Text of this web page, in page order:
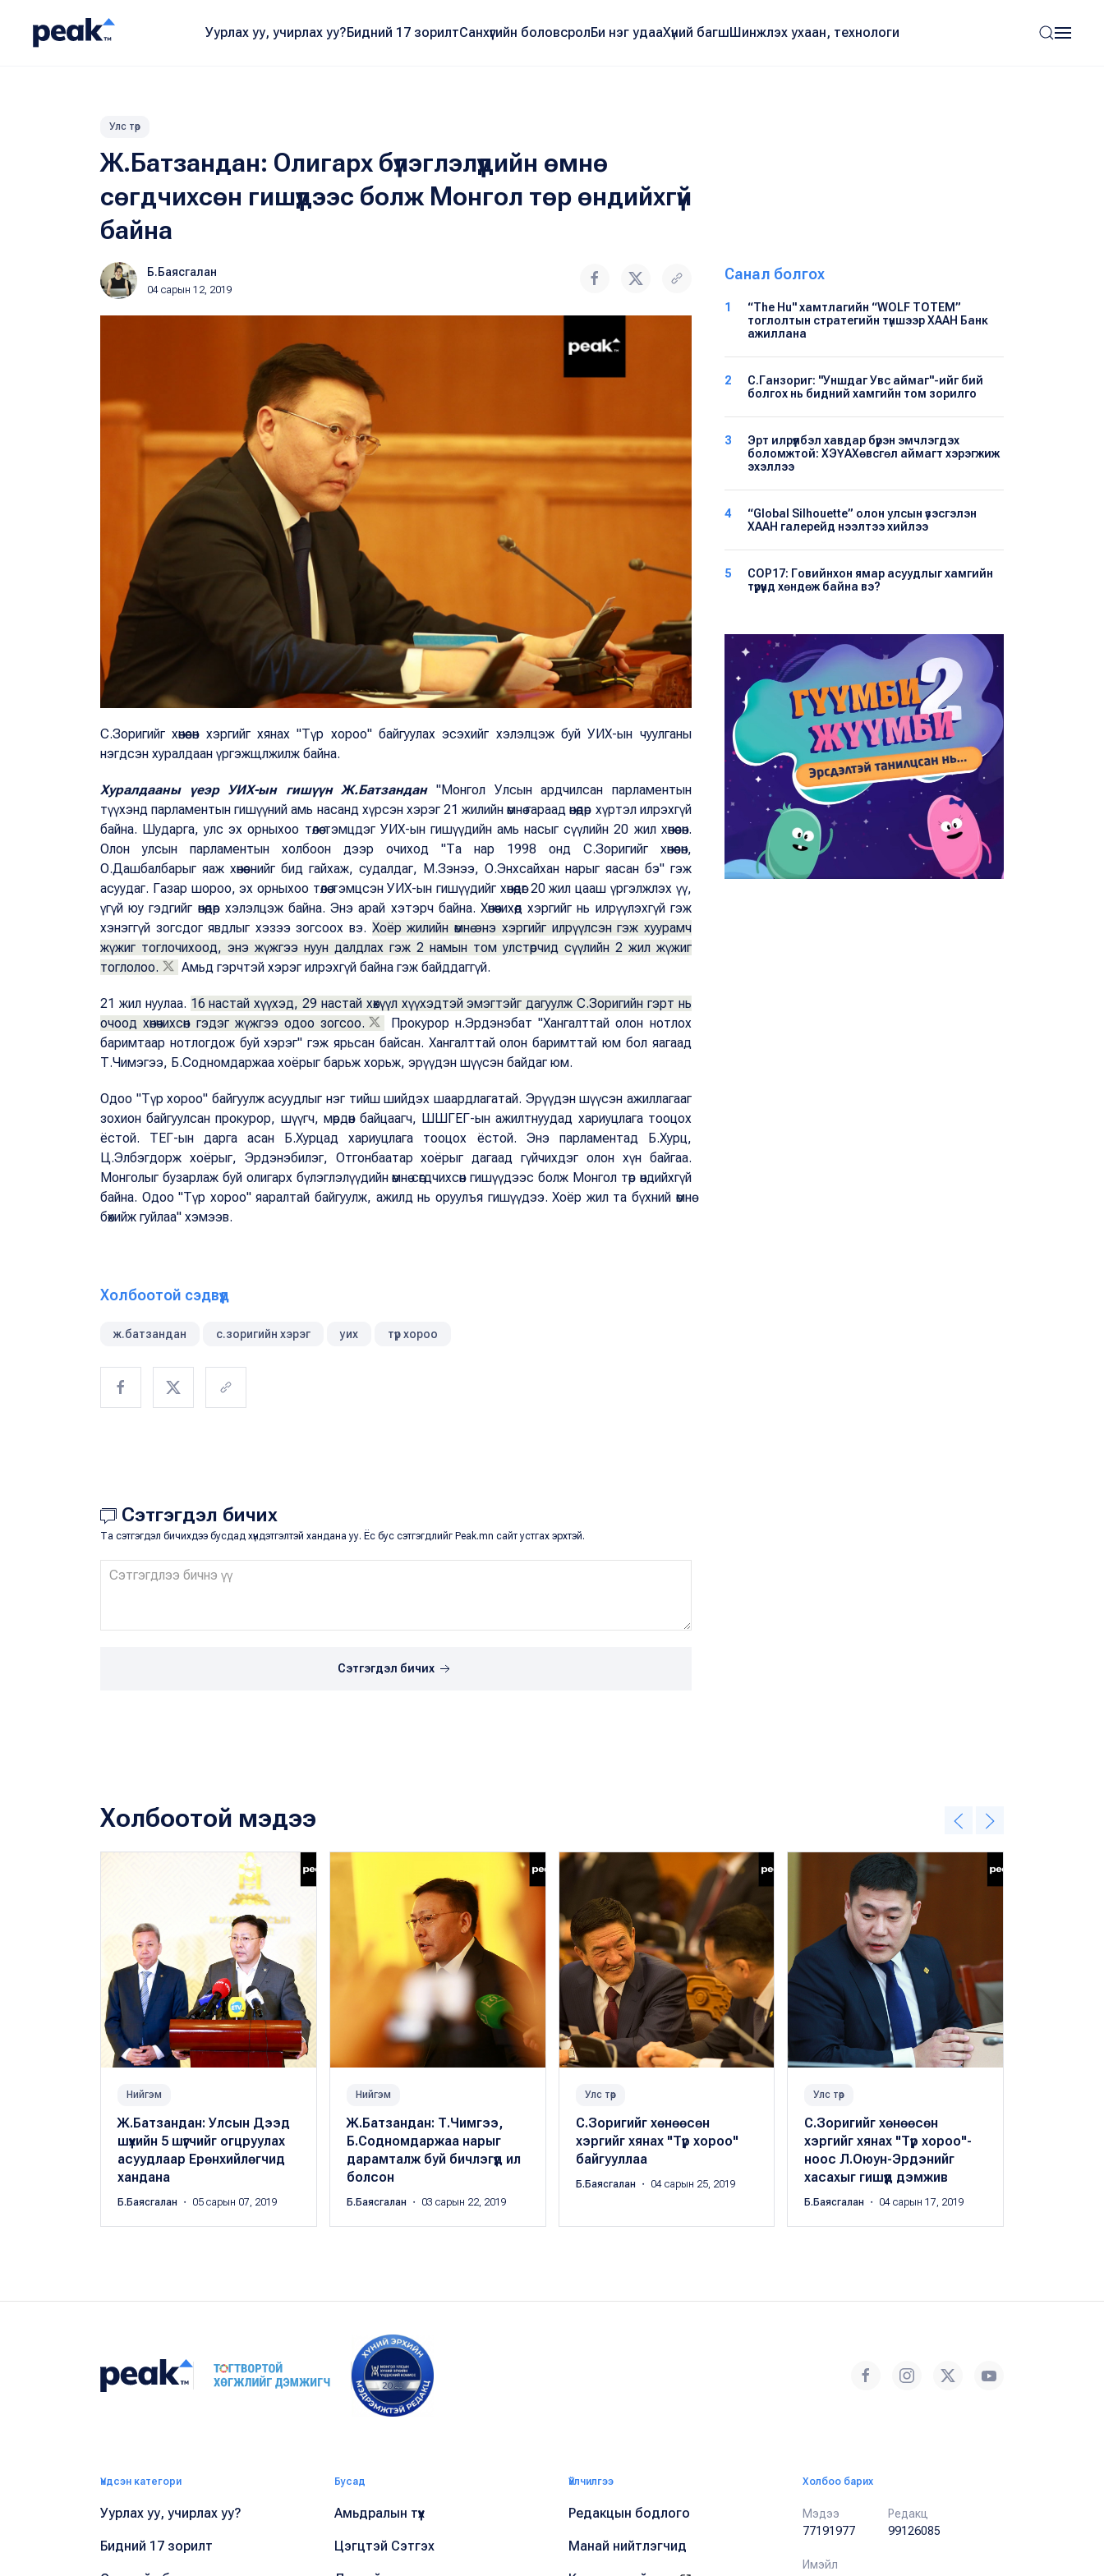
Уурлах уу, учирлах уу?Бидний 17 зорилтСанхүүгийн боловсролБи нэг удааХүний багшШинжлэх ухаан, технологи
Улс төр
Ж.Батзандан: Олигарх бүлэглэлүүдийн өмнө
сөгдчихсөн гишүүдээс болж Монгол төр өндийхгүй
байна
Б.Баясгалан
04 сарын 12, 2019
С.Зоригийг хөнөөсөн хэргийг хянах "Түр хороо" байгуулах эсэхийг хэлэлцэж буй УИХ-ын чуулганы
нэгдсэн хуралдаан үргэжщлжилж байна.
Хуралдааны үеэр УИХ-ын гишүүн Ж.Батзандан"Монгол Улсын ардчилсан парламентын
түүхэнд парламентын гишүүний амь насанд хүрсэн хэрэг 21 жилийн өмнө гараад өнөөдөр хүртэл илрэхгүй
байна. Шударга, улс эх орныхоо төлөө тэмцдэг УИХ-ын гишүүдийн амь насыг сүүлийн 20 жил хөнөөсөн.
Олон улсын парламентын холбоон дээр очиход "Та нар 1998 онд С.Зоригийг хөнөөсөн,
О.Дашбалбарыг яаж хөнөөснийг бид гайхаж, судалдаг, М.Зэнээ, О.Энхсайхан нарыг яасан бэ" гэж
асуудаг. Газар шороо, эх орныхоо төлөө тэмцсэн УИХ-ын гишүүдийг хөнөөдөг 20 жил цааш үргэлжлэх үү,
үгүй юу гэдгийг өнөөдөр хэлэлцэж байна. Энэ арай хэтэрч байна. Хөнөөчихөөд хэргийг нь илрүүлэхгүй гэж
хэнэггүй зогсдог явдлыг хэзээ зогсоох вэ. Хоёр жилийн өмнө энэ хэргийг илрүүлсэн гэж хуурамч
жүжиг тоглочихоод, энэ жүжгээ нуун далдлах гэж 2 намын том улстөрчид сүүлийн 2 жил жүжиг
тоглолоо.
Амьд гэрчтэй хэрэг илрэхгүй байна гэж байддаггүй.
21 жил нуулаа. 16 настай хүүхэд, 29 настай хөхүүл хүүхэдтэй эмэгтэйг дагуулж С.Зоригийн гэрт нь
очоод хөнөчихсөн гэдэг жүжгээ одоо зогсоо.
Прокурор н.Эрдэнэбат "Хангалттай олон нотлох
баримтаар нотлогдож буй хэрэг" гэж ярьсан байсан. Хангалттай олон баримттай юм бол яагаад
Т.Чимэгээ, Б.Содномдаржаа хоёрыг барьж хорьж, эрүүдэн шүүсэн байдаг юм.
Одоо "Түр хороо" байгуулж асуудлыг нэг тийш шийдэх шаардлагатай. Эрүүдэн шүүсэн ажиллагааг
зохион байгуулсан прокурор, шүүгч, мөрдөн байцаагч, ШШГЕГ-ын ажилтнуудад хариуцлага тооцох
ёстой. ТЕГ-ын дарга асан Б.Хурцад хариуцлага тооцох ёстой. Энэ парламентад Б.Хурц,
Ц.Элбэгдорж хоёрыг, Эрдэнэбилэг, Отгонбаатар хоёрыг дагаад гүйчихдэг олон хүн байгаа.
Монголыг бузарлаж буй олигарх бүлэглэлүүдийн өмнө сөгдчихсөн гишүүдээс болж Монгол төр өндийхгүй
байна. Одоо "Түр хороо" яаралтай байгуулж, ажилд нь оруулъя гишүүдээ. Хоёр жил та бүхний өмнө
бөхийж гуйлаа" хэмээв.
Холбоотой сэдвүүд
ж.батзандан с.зоригийн хэрэг уих түр хороо
Сэтгэгдэл бичих
Та сэтгэгдэл бичихдээ бусдад хүндэтгэлтэй хандана уу. Ёс бус сэтгэгдлийг Peak.mn сайт устгах эрхтэй.
Сэтгэгдэл бичих
Санал болгох
1
“The Hu" хамтлагийн “WOLF TOTEM”
тоглолтын стратегийн түншээр ХААН Банк
ажиллана
2
С.Ганзориг: "Уншдаг Увс аймаг"-ийг бий
болгох нь бидний хамгийн том зорилго
3
Эрт илрүүлбэл хавдар бүрэн эмчлэгдэх
боломжтой: ХЭҮА​Хөвсгөл аймагт хэрэгжиж
эхэллээ
4
“Global Silhouette” олон улсын үзэсгэлэн
ХААН галерейд нээлтээ хийлээ
5
COP17: Говийнхон ямар асуудлыг хамгийн
түрүүнд хөндөж байна вэ?
Холбоотой мэдээ
Нийгэм
Ж.Батзандан: Улсын Дээд
шүүхийн 5 шүүгчийг огцруулах
асуудлаар Ерөнхийлөгчид
хандана
Б.Баясгалан ・ 05 сарын 07, 2019
Нийгэм
Ж.Батзандан: Т.Чимгээ,
Б.Содномдаржаа нарыг
дарамталж буй бичлэгүүд ил
болсон
Б.Баясгалан ・ 03 сарын 22, 2019
Улс төр
С.Зоригийг хөнөөсөн
хэргийг хянах "Түр хороо"
байгууллаа
Б.Баясгалан ・ 04 сарын 25, 2019
Улс төр
С.Зоригийг хөнөөсөн
хэргийг хянах "Түр хороо"-
ноос Л.Оюун-Эрдэнийг
хасахыг гишүүд дэмжив
Б.Баясгалан ・ 04 сарын 17, 2019
Үндсэн категори
Уурлах уу, учирлах уу?
Бидний 17 зорилт
Бусад
Амьдралын түүх
Цэгцтэй Сэтгэх
Үйлчилгээ
Редакцын бодлого
Манай нийтлэгчид
Холбоо барих
Мэдээ
77191977
Редакц
99126085
Имэйл